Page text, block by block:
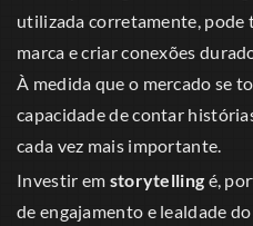
utilizada corretamente, pode
marca e criar conexões
À medida que o mercado se
capacidade de contar
cada vez mais importante.
Investir em storytelling é,
de engajamento e lealdade